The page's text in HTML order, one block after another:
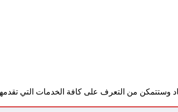
وستتمكن من التعرف على كافة الخدمات التي